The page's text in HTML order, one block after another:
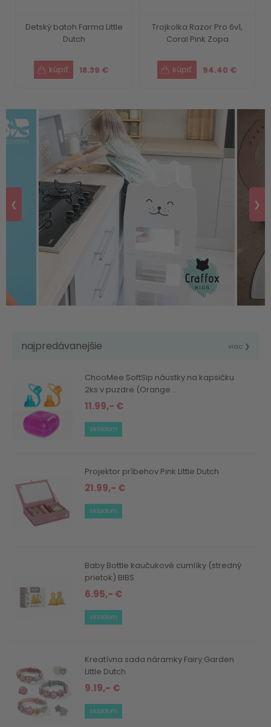
Detský batoh Farma Little
Dutch
18.39 €
Trojkolka Razor Pro 6v1,
Coral Pink Zopa
94.40 €
❮ ❯
najpredávanejšie viac ❯
ChooMee SoftSip náustky na kapsičku
2ks v puzdre (Orange ...
11.99,- €
skladom
Projektor príbehov Pink Little Dutch
21.99,- €
skladom
Baby Bottle kaučukové cumlíky (stredný
prietok) BIBS
6.95,- €
skladom
Kreatívna sada náramky Fairy Garden
Little Dutch
9.19,- €
skladom